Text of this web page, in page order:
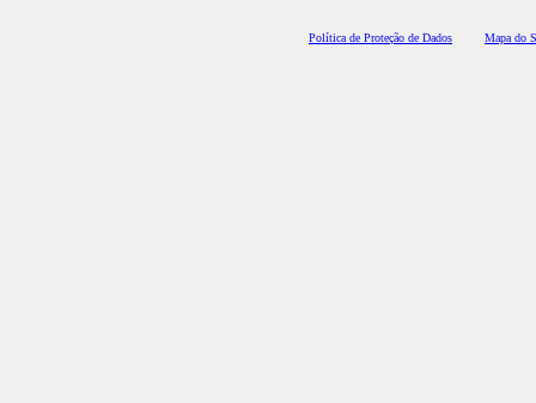
Política de Proteção de Dados Mapa do